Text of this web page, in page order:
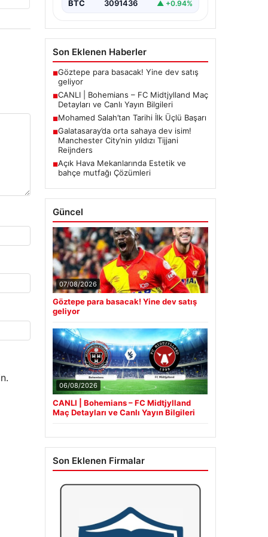
BTC 3091436 ▲ +0.94%
Son Eklenen Haberler
■Göztepe para basacak! Yine dev satış
geliyor
■CANLI | Bohemians – FC Midtjylland Maç
Detayları ve Canlı Yayın Bilgileri
■Mohamed Salah’tan Tarihi İlk Üçlü Başarı
■Galatasaray’da orta sahaya dev isim!
Manchester City’nin yıldızı Tijjani
Reijnders
■Açık Hava Mekanlarında Estetik ve
bahçe mutfağı Çözümleri
Güncel
07/08/2026
Göztepe para basacak! Yine dev satış
geliyor
06/08/2026
CANLI | Bohemians – FC Midtjylland
Maç Detayları ve Canlı Yayın Bilgileri
Son Eklenen Firmalar